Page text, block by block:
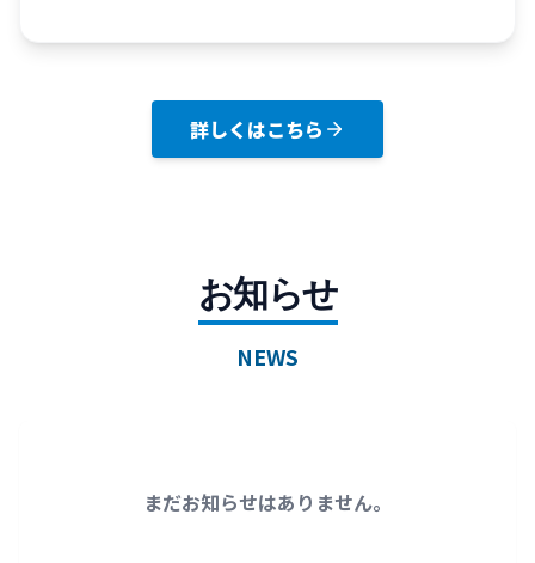
詳しくはこちら
お知らせ
NEWS
まだお知らせはありません。